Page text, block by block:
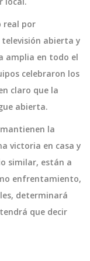
real por
abierta y
amplia en todo el
celebraron los
claro que la
abierta.
la
victoria en casa y
similar, están a
enfrentamiento,
determinará
que decir